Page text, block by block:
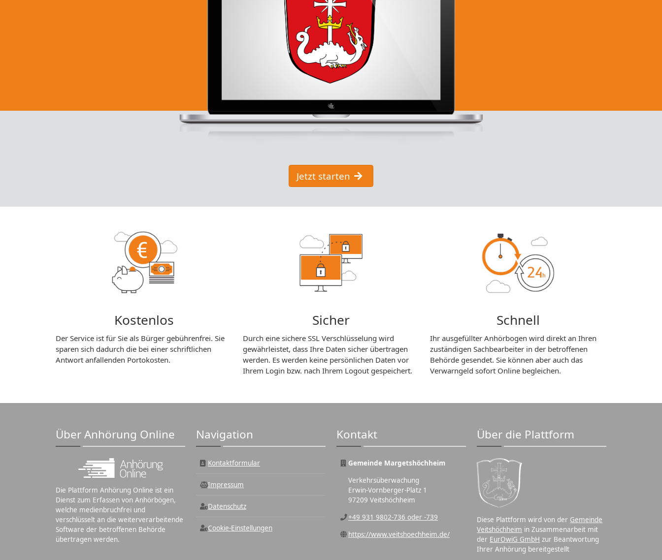
Jetzt starten
Kostenlos
Der Service ist für Sie als Bürger gebührenfrei. Sie
sparen sich dadurch die bei einer schriftlichen
Antwort anfallenden Portokosten.
Sicher
Durch eine sichere SSL Verschlüsselung wird
gewährleistet, dass Ihre Daten sicher übertragen
werden. Es werden keine persönlichen Daten vor
Ihrem Login bzw. nach Ihrem Logout gespeichert.
Schnell
Ihr ausgefüllter Anhörbogen wird direkt an Ihren
zuständigen Sachbearbeiter in der betroffenen
Behörde gesendet. Sie können aber auch das
Verwarngeld sofort Online begleichen.
Über Anhörung Online
Die Plattform Anhörung Online ist ein
Dienst zum Erfassen von Anhörbögen,
welche medienbruchfrei und
verschlüsselt an die weiterverarbeitende
Software der betroffenen Behörde
übertragen werden.
Navigation
Kontaktformular
Impressum
Datenschutz
Cookie-Einstellungen
Kontakt
Gemeinde Margetshöchheim
Verkehrsüberwachung
Erwin-Vornberger-Platz 1
97209 Veitshöchheim
+49 931 9802-736 oder -739
https://www.veitshoechheim.de/
Über die Plattform
Diese Plattform wird von der Gemeinde
Veitshöchheim in Zusammenarbeit mit
der EurOwiG GmbH zur Beantwortung
Ihrer Anhörung bereitgestellt